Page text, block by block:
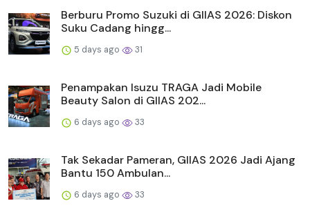
Berburu Promo Suzuki di GIIAS 2026: Diskon
Suku Cadang hingg...
5 days ago 31
Penampakan Isuzu TRAGA Jadi Mobile
Beauty Salon di GIIAS 202...
6 days ago 33
Tak Sekadar Pameran, GIIAS 2026 Jadi Ajang
Bantu 150 Ambulan...
6 days ago 33